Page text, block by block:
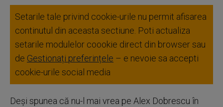
Setarile tale privind cookie-urile nu permit afisarea
continutul din aceasta sectiune. Poti actualiza
setarile modulelor coookie direct din browser sau
de Gestionați preferințele – e nevoie sa accepti
cookie-urile social media
Deși spunea că nu-l mai vrea pe Alex Dobrescu în